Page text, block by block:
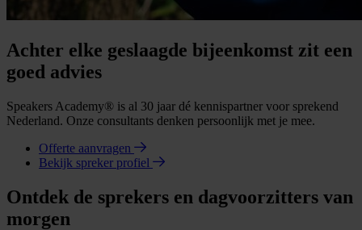
Achter elke geslaagde bijeenkomst zit een
goed advies
Speakers Academy® is al 30 jaar dé kennispartner voor sprekend
Nederland. Onze consultants denken persoonlijk met je mee.
Offerte aanvragen
Bekijk spreker profiel
Ontdek de sprekers en dagvoorzitters van
morgen